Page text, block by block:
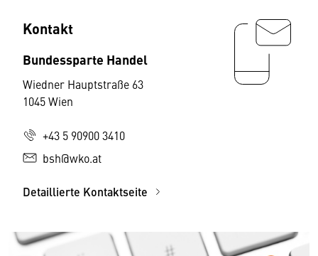
Kontakt
Bundessparte Handel
Wiedner Hauptstraße 63
1045 Wien
+43 5 90900 3410
bsh@wko.at
Detaillierte Kontaktseite